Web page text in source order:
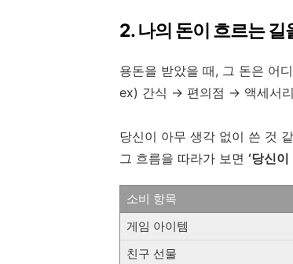
2. 나의 돈이 흐르는 길
용돈을 받았을 때, 그 돈은 어
ex) 간식 → 편의점 → 액세서
당신이 아무 생각 없이 쓴 것
그 흐름을 따라가 보면 ‘당신
소비 항목
게임 아이템
친구 선물